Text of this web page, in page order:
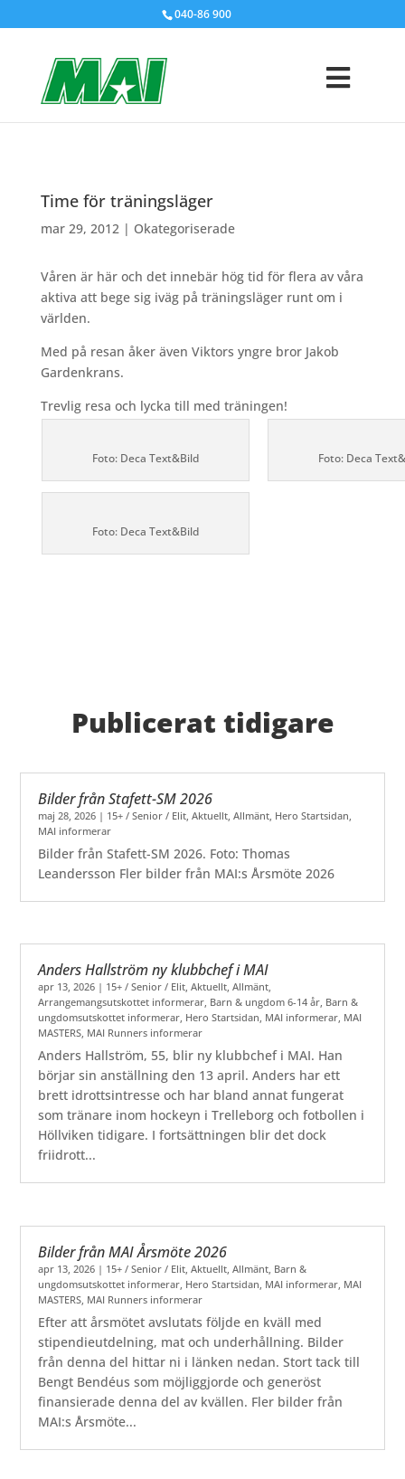
040-86 900
Time för träningsläger
mar 29, 2012| Okategoriserade
Våren är här och det innebär hög tid för flera av våra
aktiva att bege sig iväg på träningsläger runt om i
världen.
Med på resan åker även Viktors yngre bror Jakob
Gardenkrans.
Trevlig resa och lycka till med träningen!
Foto: Deca Text&Bild Foto: Deca
Foto: Deca Text&Bild
Publicerat tidigare
Bilder från Stafett-SM 2026
maj 28, 2026 | 15+ / Senior / Elit,Aktuellt,Allmänt, Hero Startsidan,
MAI informerar
Bilder från Stafett-SM 2026. Foto: Thomas
Leandersson Fler bilder från MAI:s Årsmöte 2026
Anders Hallström ny klubbchef i MAI
apr 13, 2026 | 15+ / Senior / Elit,Aktuellt,Allmänt,
Arrangemangsutskottet informerar, Barn & ungdom 6-14 år, Barn &
ungdomsutskottet informerar, Hero Startsidan, MAI informerar, MAI
MASTERS, MAI Runners informerar
Anders Hallström, 55, blir ny klubbchef i MAI. Han
börjar sin anställning den 13 april. Anders har ett
brett idrottsintresse och har bland annat fungerat
som tränare inom hockeyn i Trelleborg och fotbollen i
Höllviken tidigare. I fortsättningen blir det dock
friidrott...
Bilder från MAI Årsmöte 2026
apr 13, 2026 | 15+ / Senior / Elit ,Aktuellt ,Allmänt Barn &
ungdomsutskottet informerar Hero Startsidan MAI informerar MAI
MASTERS MAI Runners informerar
Efter att årsmötet avslutats följde en kväll med
stipendieutdelning, mat och underhållning. Bilder
från denna del hittar ni i länken nedan. Stort tack till
Bengt Bendéus som möjliggjorde och generöst
finansierade denna del av kvällen. Fler bilder från
MAI:s Årsmöte...